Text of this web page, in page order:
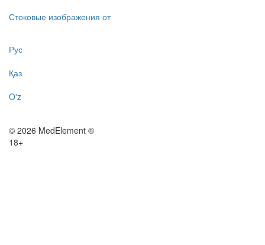
Стоковые изображения от
Рус
Қаз
O'z
© 2026 MedElement ®
18+